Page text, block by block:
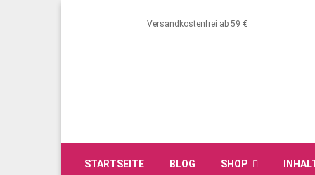
Versandkostenfrei ab 59 €
STARTSEITE BLOG SHOP